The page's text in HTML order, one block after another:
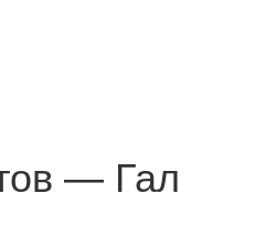
— Гал